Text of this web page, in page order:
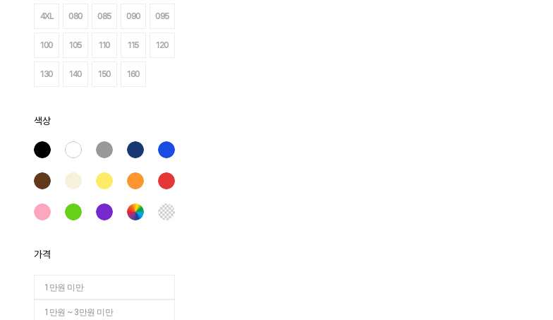
4XL 080 085 090 095
100 105 110 115 120
130 140 150 160
색상
가격
1만원 미만
1만원 ~ 3만원 미만